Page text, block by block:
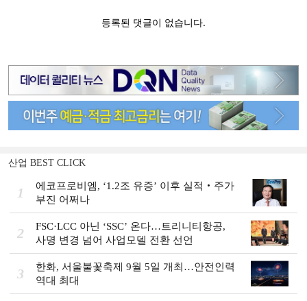
산업 BEST CLICK
1
에코프로비엠, ‘1.2조 유증’ 이후 실적‧주가
부진 어쩌나
2
FSC·LCC 아닌 ‘SSC’ 온다…트리니티항공,
사명 변경 넘어 사업모델 전환 선언
3
한화, 서울불꽃축제 9월 5일 개최…안전인력
역대 최대